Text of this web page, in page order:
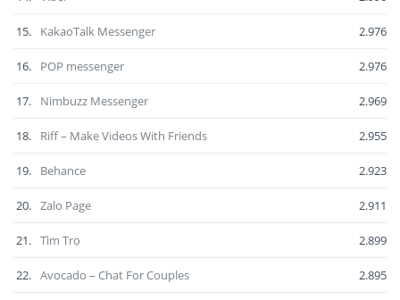
15. KakaoTalk Messenger 2.976
16. POP messenger 2.976
17. Nimbuzz Messenger 2.969
18. Riff – Make Videos With Friends 2.955
19. Behance 2.923
20. Zalo Page 2.911
21. Tìm Trọ 2.899
22. Avocado – Chat For Couples 2.895